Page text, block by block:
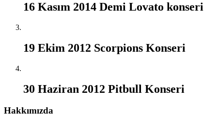
16 Kasım 2014 Demi Lovato konseri
19 Ekim 2012 Scorpions Konseri
30 Haziran 2012 Pitbull Konseri
Hakkımızda